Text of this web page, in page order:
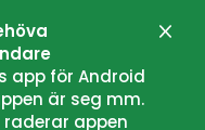
app för Android
är seg mm.
appen